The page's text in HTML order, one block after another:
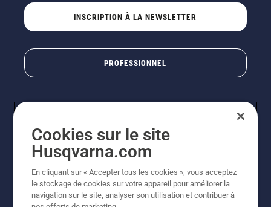
INSCRIPTION À LA NEWSLETTER
PROFESSIONNEL
© Husqvarna AB (publ). Tous droits réservés. Les prix
indiqués sont des prix de vente conseillés. Photos non
Cookies sur le site
Husqvarna.com
En cliquant sur « Accepter tous les cookies », vous acceptez
le stockage de cookies sur votre appareil pour améliorer la
navigation sur le site, analyser son utilisation et contribuer à